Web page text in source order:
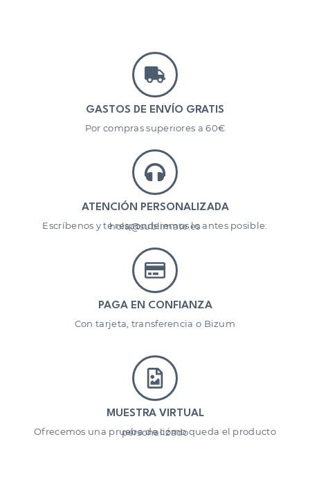
GASTOS DE ENVÍO GRATIS
Por compras superiores a 60€
ATENCIÓN PERSONALIZADA
Escríbenos y te responderemos lo antes posible: hola@sublimate.es
PAGA EN CONFIANZA
Con tarjeta, transferencia o Bizum
MUESTRA VIRTUAL
Ofrecemos una prueba de cómo queda el producto personalizado